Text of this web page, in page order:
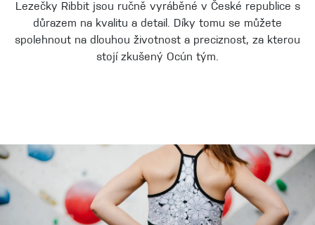
Lezečky Ribbit jsou ručně vyráběné v České republice s
důrazem na kvalitu a detail. Díky tomu se můžete
spolehnout na dlouhou životnost a preciznost, za kterou
stojí zkušený Ocún tým.